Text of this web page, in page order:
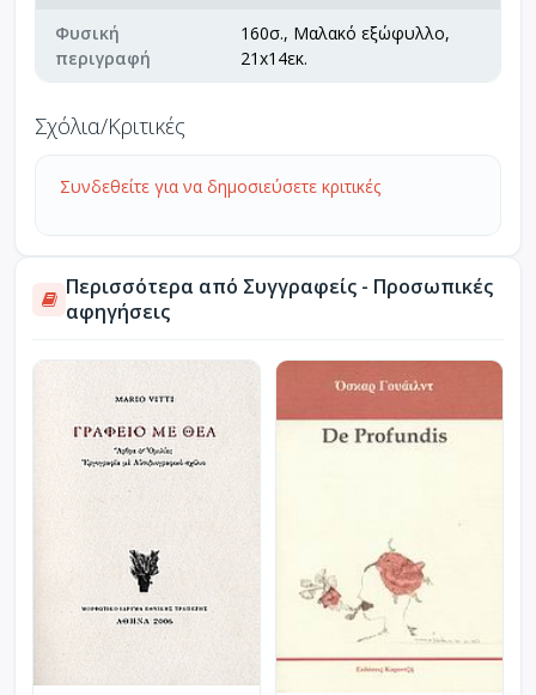
Φυσική
περιγραφή
160σ., Μαλακό εξώφυλλο,
21x14εκ.
Σχόλια/Κριτικές
Συνδεθείτε για να δημοσιεύσετε κριτικές
Περισσότερα από Συγγραφείς - Προσωπικές
αφηγήσεις